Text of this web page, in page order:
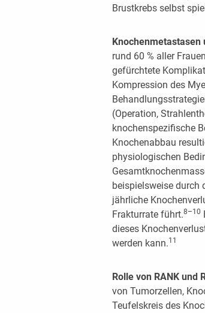
Brustkrebs selbst
Knochenmetastasen
rund 60 % aller
gefürchtete
Kompression des
(Operation,
knochenspezifische
Knochenabbau
physiologischen
beispielsweise durch
jährliche
Frakturrate führt.8–10
dieses
werden kann.11
Rolle von RANK und
von Tumorzellen,
Teufelskreis des